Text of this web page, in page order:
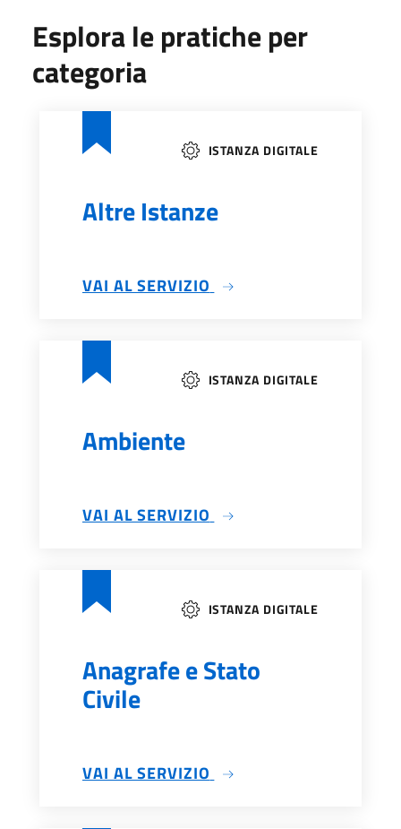
Esplora le pratiche per
categoria
ISTANZA DIGITALE
Altre Istanze
VAI AL SERVIZIO
ISTANZA DIGITALE
Ambiente
VAI AL SERVIZIO
ISTANZA DIGITALE
Anagrafe e Stato
Civile
VAI AL SERVIZIO